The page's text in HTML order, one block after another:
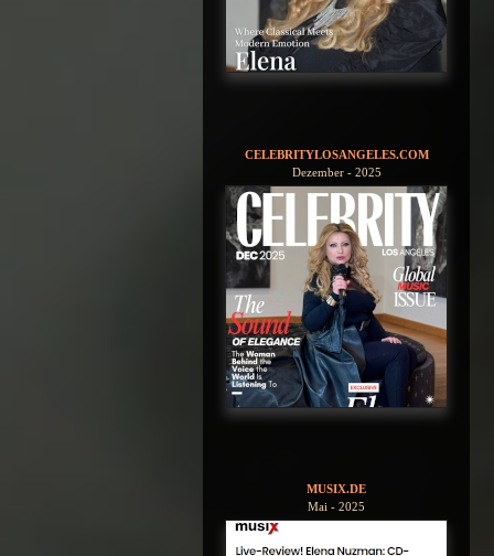
CELEBRITYLOSANGELES.COM
Dezember - 2025
MUSIX.DE
Mai - 2025